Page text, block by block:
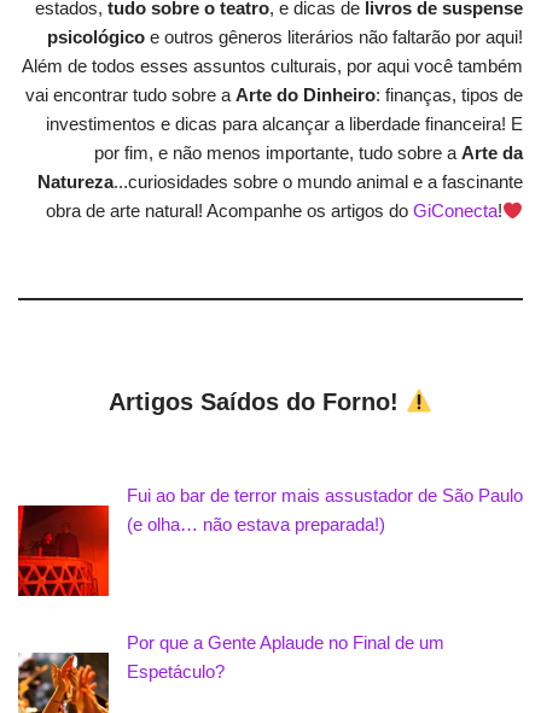
estados, tudo sobre o teatro, e dicas de livros de suspense
psicológico e outros gêneros literários não faltarão por aqui!
Além de todos esses assuntos culturais, por aqui você também
vai encontrar tudo sobre a Arte do Dinheiro: finanças, tipos de
investimentos e dicas para alcançar a liberdade financeira! E
por fim, e não menos importante, tudo sobre a Arte da
Natureza...curiosidades sobre o mundo animal e a fascinante
obra de arte natural! Acompanhe os artigos do GiConecta!
Artigos Saídos do Forno!
Fui ao bar de terror mais assustador de São Paulo
(e olha… não estava preparada!)
Por que a Gente Aplaude no Final de um
Espetáculo?